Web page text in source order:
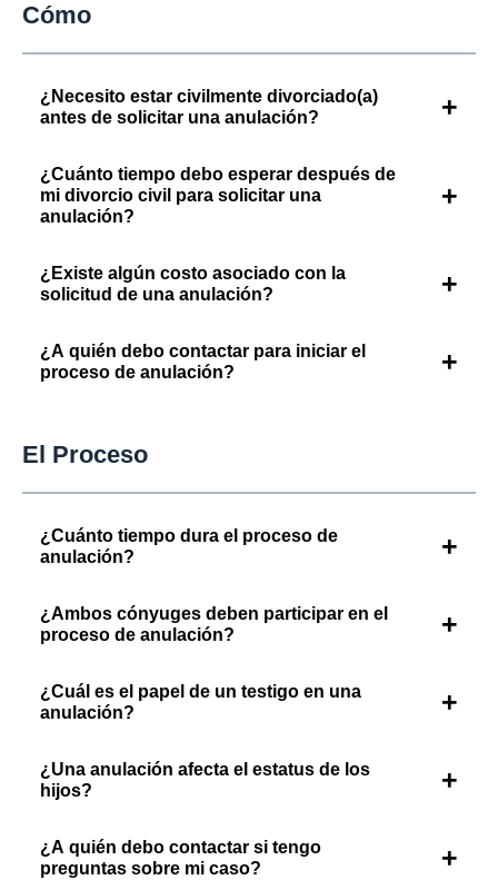
Cómo
¿Necesito estar civilmente divorciado(a)
antes de solicitar una anulación?
+
¿Cuánto tiempo debo esperar después de
mi divorcio civil para solicitar una
anulación?
+
¿Existe algún costo asociado con la
solicitud de una anulación?
+
¿A quién debo contactar para iniciar el
proceso de anulación?
+
El Proceso
¿Cuánto tiempo dura el proceso de
anulación?
+
¿Ambos cónyuges deben participar en el
proceso de anulación?
+
¿Cuál es el papel de un testigo en una
anulación?
+
¿Una anulación afecta el estatus de los
hijos?
+
¿A quién debo contactar si tengo
preguntas sobre mi caso?
+